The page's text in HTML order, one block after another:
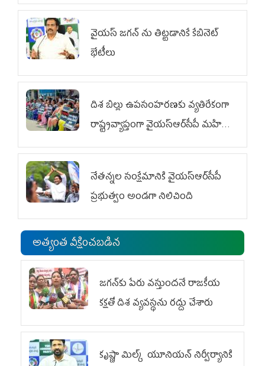
వైయ‌స్ జగన్‌ ను తిట్టడానికే కేబినెట్‌
భేటీలు
దిశ బిల్లు ఉపసంహరణకు వ్యతిరేకంగా
రాష్ట్రవ్యాప్తంగా వైయ‌స్ఆర్‌సీపీ మహిళా
విభాగం ఆందోళనలు
నేతన్నల సంక్షేమానికి వైయ‌స్ఆర్‌సీపీ
ప్రభుత్వం అండగా నిలిచింది
అత్యంత వీక్షించబడిన
జగన్‌కు పేరు వస్తుందనే రాజకీయ
కక్షతో దిశ వ్య‌వ‌స్థ‌ను రద్దు చేశారు
కృష్ణా మిల్క్‌ యూనియన్‌ నిర్వీర్యానికి